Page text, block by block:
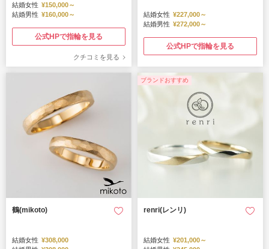
結婚女性 ¥150,000～
結婚男性 ¥160,000～
公式HPで指輪を見る
クチコミを見る
結婚女性 ¥227,000～
結婚男性 ¥272,000～
公式HPで指輪を見る
鶴(mikoto)
結婚女性 ¥308,000
ブランドおすすめ
renri(レンリ)
結婚女性 ¥201,000～